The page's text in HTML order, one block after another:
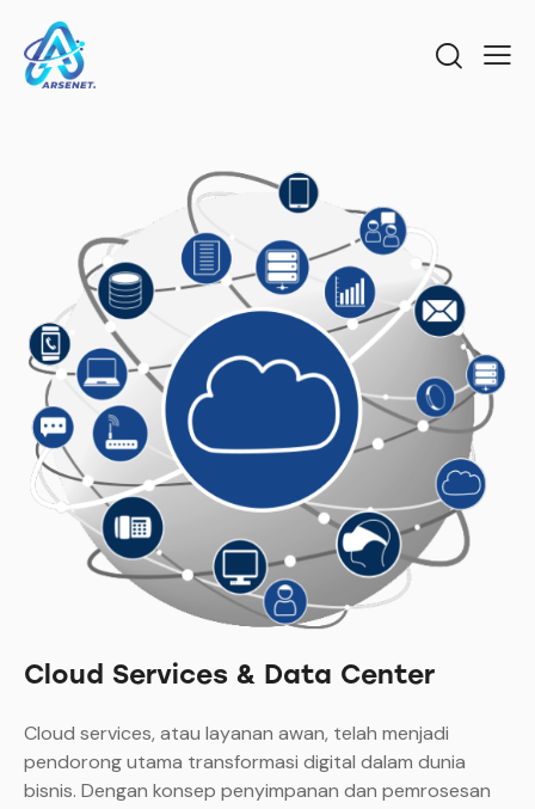
Cloud Services & Data Center
Cloud services, atau layanan awan, telah menjadi
pendorong utama transformasi digital dalam dunia
bisnis. Dengan konsep penyimpanan dan pemrosesan